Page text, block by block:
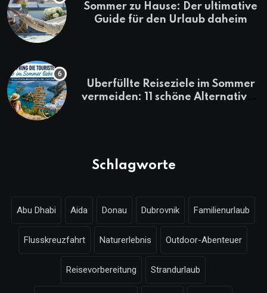
Sommer zu Hause: Der ultimative
Guide für den Urlaub daheim
Überfüllte Reiseziele im Sommer
vermeiden: 11 schöne Alternativen
Schlagworte
Abu Dhabi Aida Donau Dubrovnik Familienurlaub
Flusskreuzfahrt Naturerlebnis Outdoor-Abenteuer
Reisevorbereitung Strandurlaub